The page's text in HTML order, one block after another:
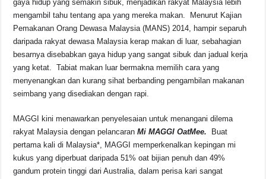
e
b
o
o
k
s
A
p
p
a
d
s
y
Li
n
k
e
gaya hidup yang semakin sibuk, menjadikan rakyat Malaysia lebih
mengambil tahu tentang apa yang mereka makan. Menurut Kajian
Pemakanan Orang Dewasa Malaysia (MANS) 2014, hampir separuh
daripada rakyat dewasa Malaysia kerap makan di luar, sebahagian
besarnya disebabkan gaya hidup yang sangat sibuk dan jadual kerja
yang ketat. Tabiat makan luar bermakna memilih cara yang
menyenangkan dan kurang sihat berbanding pengambilan makanan
seimbang yang disediakan dengan rapi.
MAGGI kini menawarkan penyelesaian untuk menangani dilema
rakyat Malaysia dengan pelancaranMi MAGGI OatMee. Buat
pertama kali di Malaysia*, MAGGI memperkenalkan kepingan mi
kukus yang diperbuat daripada 51% oat bijian penuh dan 49%
gandum protein tinggi dari Australia, dalam perisa kari sangat